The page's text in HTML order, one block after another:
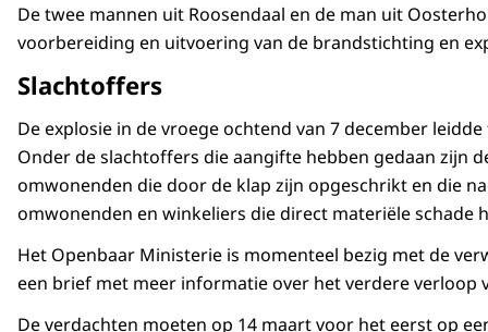
De twee mannen uit Roosendaal en de man uit
voorbereiding en uitvoering van de brandstichting en
Slachtoffers
De explosie in de vroege ochtend van 7 december
Onder de slachtoffers die aangifte hebben gedaan zijn
omwonenden die door de klap zijn opgeschrikt en die
omwonenden en winkeliers die direct materiële schade
Het Openbaar Ministerie is momenteel bezig met de
een brief met meer informatie over het verdere verloop
De verdachten moeten op 14 maart voor het eerst op